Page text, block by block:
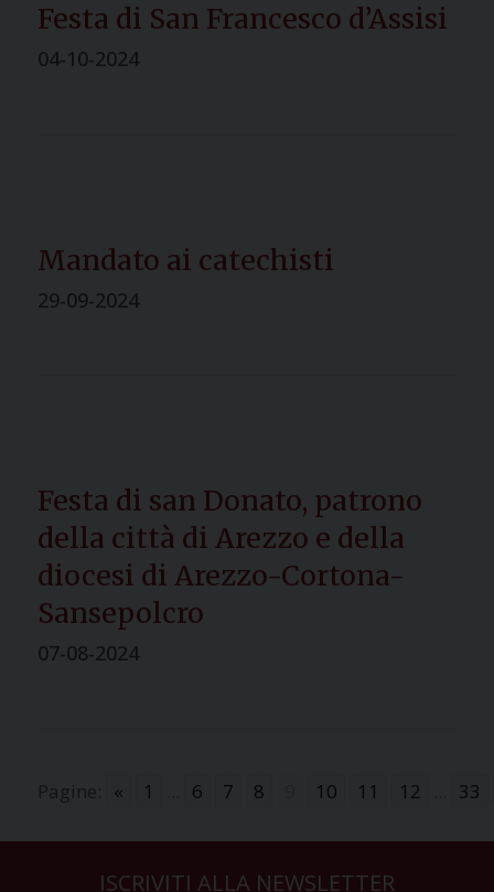
Festa di San Francesco d’Assisi
04-10-2024
Mandato ai catechisti
29-09-2024
Festa di san Donato, patrono
della città di Arezzo e della
diocesi di Arezzo-Cortona-
Sansepolcro
07-08-2024
Pagine: « 1 6 7 8 10 11 12 33
ISCRIVITI ALLA NEWSLETTER